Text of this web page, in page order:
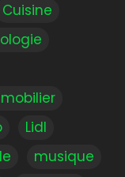
Cuisine
Lidl
musique